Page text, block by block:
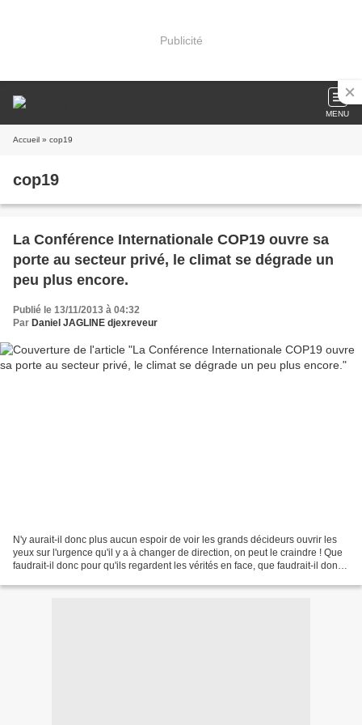
Publicité
MENU
Accueil » cop19
cop19
La Conférence Internationale COP19 ouvre sa
porte au secteur privé, le climat se dégrade un
peu plus encore.
Publié le 13/11/2013 à 04:32
Par Daniel JAGLINE djexreveur
N'y aurait-il donc plus aucun espoir de voir les grands décideurs ouvrir les
yeux sur l'urgence qu'il y a à changer de direction, on peut le craindre ! Que
faudrait-il donc pour qu'ils regardent les vérités en face, que faudrait-il donc